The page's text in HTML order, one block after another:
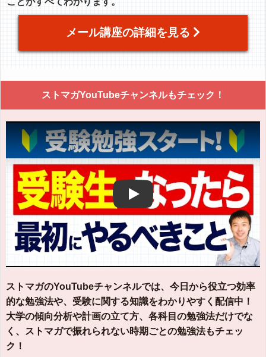
メール講座の詳細を見る
ストマガYouTubeチャンネルもチェック！
Play
ストマガのYouTubeチャンネルでは、今日から役立つ効率
的な勉強法や、受験に関する知識をわかりやすく配信中！
大学の傾向分析や計画の立て方、各科目の勉強法だけでな
く、ストマガで振れられない時期ごとの勉強法もチェッ
ク！